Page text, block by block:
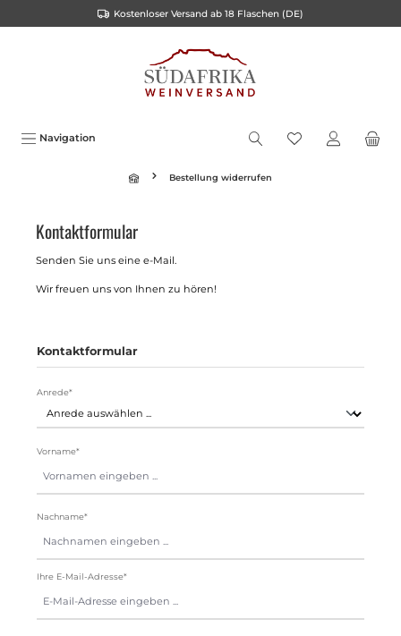
Kostenloser Versand ab 18 Flaschen (DE)
Navigation
Bestellung widerrufen
Kontaktformular
Senden Sie uns eine e-Mail.
Wir freuen uns von Ihnen zu hören!
Kontaktformular
Anrede*
Vorname*
Nachname*
Ihre E-Mail-Adresse*